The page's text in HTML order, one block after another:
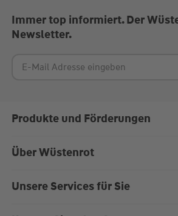
Immer top informiert. Der
Newsletter.
Produkte und Förderungen
Bausparen
Über Wüstenrot
Über uns
Unsere Services für Sie